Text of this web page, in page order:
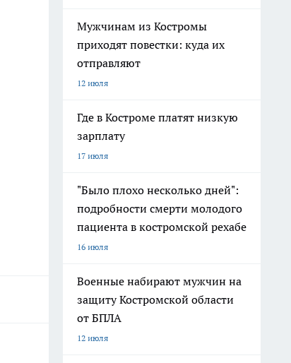
Мужчинам из Костромы
приходят повестки: куда их
отправляют
12 июля
Где в Костроме платят низкую
зарплату
17 июля
"Было плохо несколько дней":
подробности смерти молодого
пациента в костромской рехабе
16 июля
Военные набирают мужчин на
защиту Костромской области
от БПЛА
12 июля